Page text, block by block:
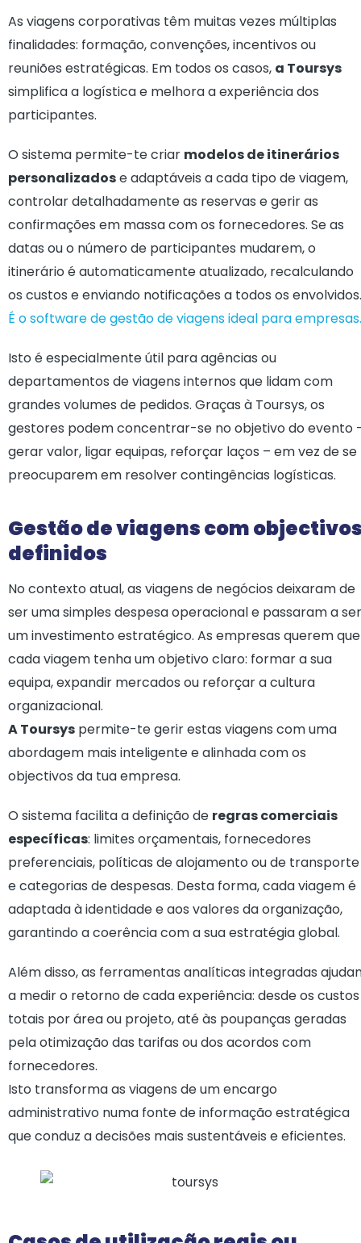
As viagens corporativas têm muitas vezes múltiplas
finalidades: formação, convenções, incentivos ou
reuniões estratégicas. Em todos os casos, a Toursys
simplifica a logística e melhora a experiência dos
participantes.
O sistema permite-te criar modelos de itinerários
personalizadose adaptáveis a cada tipo de viagem,
controlar detalhadamente as reservas e gerir as
confirmações em massa com os fornecedores. Se as
datas ou o número de participantes mudarem, o
itinerário é automaticamente atualizado, recalculando
os custos e enviando notificações a todos os envolvidos.
É o software de gestão de viagens ideal para empresas.
Isto é especialmente útil para agências ou
departamentos de viagens internos que lidam com
grandes volumes de pedidos. Graças à Toursys, os
gestores podem concentrar-se no objetivo do evento
gerar valor, ligar equipas, reforçar laços – em vez de se
preocuparem em resolver contingências logísticas.
Gestão de viagens com
definidos
No contexto atual, as viagens de negócios deixaram de
ser uma simples despesa operacional e passaram a ser
um investimento estratégico. As empresas querem que
cada viagem tenha um objetivo claro: formar a sua
equipa, expandir mercados ou reforçar a cultura
organizacional.
A Toursys permite-te gerir estas viagens com uma
abordagem mais inteligente e alinhada com os
objectivos da tua empresa.
O sistema facilita a definição de regras comerciais
específicas: limites orçamentais, fornecedores
preferenciais, políticas de alojamento ou de transporte
e categorias de despesas. Desta forma, cada viagem é
adaptada à identidade e aos valores da organização,
garantindo a coerência com a sua estratégia global.
Além disso, as ferramentas analíticas integradas
a medir o retorno de cada experiência: desde os custos
totais por área ou projeto, até às poupanças geradas
pela otimização das tarifas ou dos acordos com
fornecedores.
Isto transforma as viagens de um encargo
administrativo numa fonte de informação estratégica
que conduz a decisões mais sustentáveis e eficientes.